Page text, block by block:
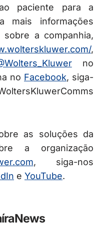
paciente para a
mais informações
a companhia,
,
no
no Facebook, siga-
as soluções da
a organização
, siga-nos
e YouTube.